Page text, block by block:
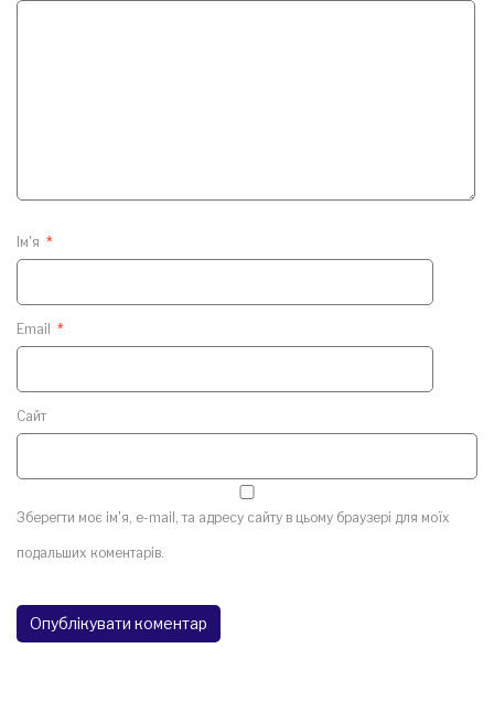
Ім'я *
Email *
Сайт
Зберегти моє ім'я, e-mail, та адресу сайту в цьому браузері для моїх
подальших коментарів.